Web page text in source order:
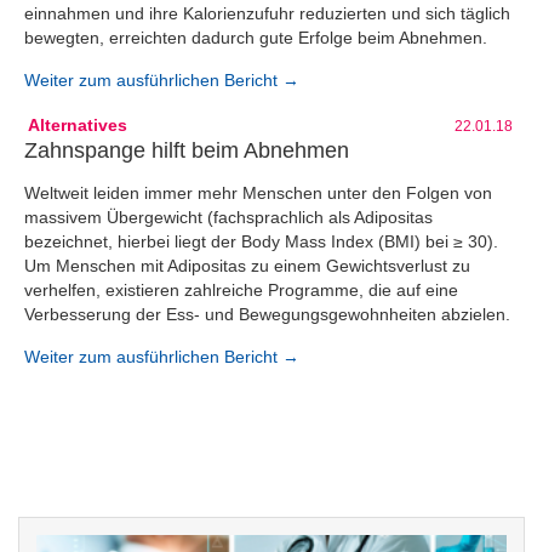
einnahmen und ihre Kalorienzufuhr reduzierten und sich täglich
bewegten, erreichten dadurch gute Erfolge beim Abnehmen.
Weiter zum ausführlichen Bericht →
Alternatives 22.01.18
Zahnspange hilft beim Abnehmen
Weltweit leiden immer mehr Menschen unter den Folgen von
massivem Übergewicht (fachsprachlich als Adipositas
bezeichnet, hierbei liegt der Body Mass Index (BMI) bei ≥ 30).
Um Menschen mit Adipositas zu einem Gewichtsverlust zu
verhelfen, existieren zahlreiche Programme, die auf eine
Verbesserung der Ess- und Bewegungsgewohnheiten abzielen.
Weiter zum ausführlichen Bericht →